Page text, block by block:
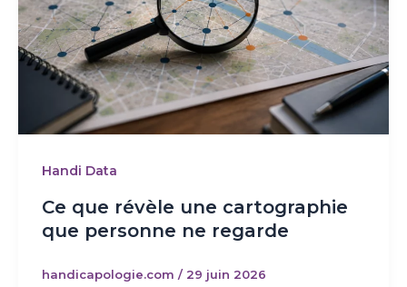
Handi Data
Ce que révèle une cartographie
que personne ne regarde
handicapologie.com / 29 juin 2026